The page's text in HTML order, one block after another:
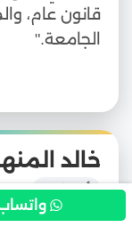
قانون عام،
الجامعة."
خالد
أبوظبي